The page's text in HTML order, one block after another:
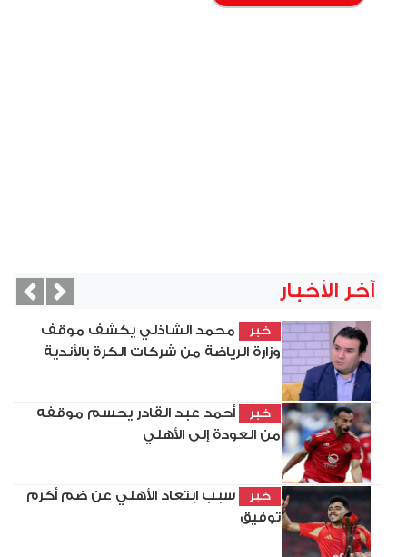
آخر الأخبار
خبر
محمد الشاذلي يكشف موقف
وزارة الرياضة من شركات الكرة بالأندية
خبر
أحمد عبد القادر يحسم موقفه
من العودة إلى الأهلي
خبر
سبب ابتعاد الأهلي عن ضم أكرم
توفيق
Next